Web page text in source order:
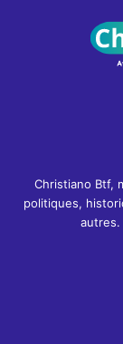
Christiano Btf,
politiques,
autres.